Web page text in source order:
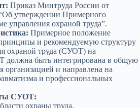
Приказ Минтруда России от
утверждении Примерного
управления охраной труда”.
Примерное положение
и рекомендуемую структуру
охраной труда (СУОТ) на
должна быть интегрирована в общую
организацией и направлена на
и профессиональных
СУОТ:
охраны труда.